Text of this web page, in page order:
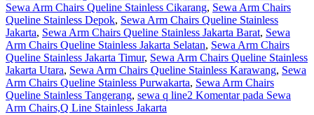
Sewa Arm Chairs Queline Stainless Cikarang, Sewa Arm Chairs
Queline Stainless Depok, Sewa Arm Chairs Queline Stainless
Jakarta, Sewa Arm Chairs Queline Stainless Jakarta Barat, Sewa
Arm Chairs Queline Stainless Jakarta Selatan, Sewa Arm Chairs
Queline Stainless Jakarta Timur, Sewa Arm Chairs Queline Stainless
Jakarta Utara, Sewa Arm Chairs Queline Stainless Karawang, Sewa
Arm Chairs Queline Stainless Purwakarta, Sewa Arm Chairs
Queline Stainless Tangerang, sewa q line2 Komentarpada Sewa
Arm Chairs,Q Line Stainless Jakarta